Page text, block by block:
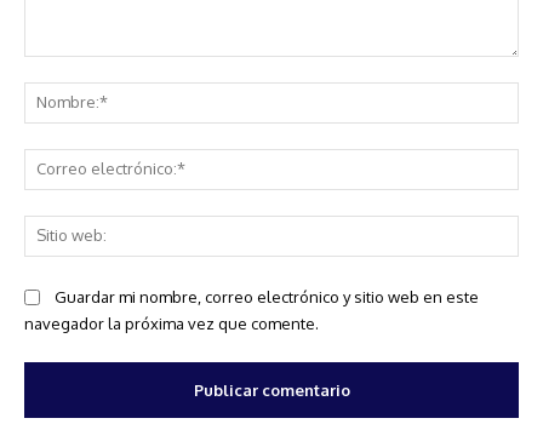
Guardar mi nombre, correo electrónico y sitio web en este
navegador la próxima vez que comente.